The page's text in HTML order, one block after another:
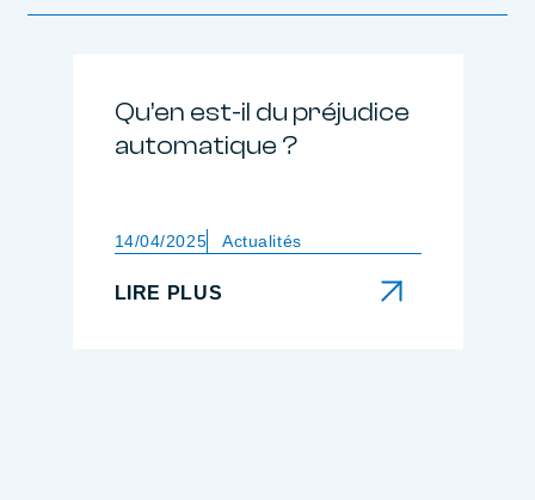
Qu’en est-il du préjudice
automatique ?
14/04/2025 Actualités
LIRE PLUS